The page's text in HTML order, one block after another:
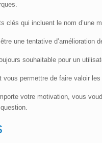
clés qui incluent le nom d’une
une tentative d’amélioration
souhaitable pour un
vous permettre de faire valoir
votre motivation, vous